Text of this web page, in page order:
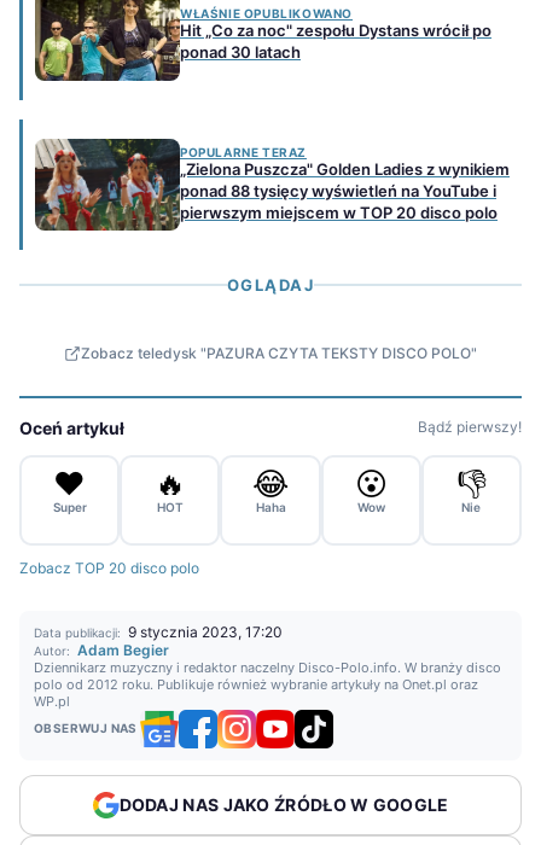
WŁAŚNIE OPUBLIKOWANO
Hit „Co za noc" zespołu Dystans wrócił po
ponad 30 latach
POPULARNE TERAZ
„Zielona Puszcza" Golden Ladies z wynikiem
ponad 88 tysięcy wyświetleń na YouTube i
pierwszym miejscem w TOP 20 disco polo
OGLĄDAJ
Zobacz teledysk "PAZURA CZYTA TEKSTY DISCO POLO"
Oceń artykuł Bądź pierwszy!
❤️
Super
🔥
HOT
😂
Haha
😮
Wow
👎
Nie
Zobacz TOP 20 disco polo
Data publikacji: 9 stycznia 2023, 17:20
Autor: Adam Begier
Dziennikarz muzyczny i redaktor naczelny Disco-Polo.info. W branży disco
polo od 2012 roku. Publikuje również wybranie artykuły na Onet.pl oraz
WP.pl
OBSERWUJ NAS
DODAJ NAS JAKO ŹRÓDŁO W GOOGLE